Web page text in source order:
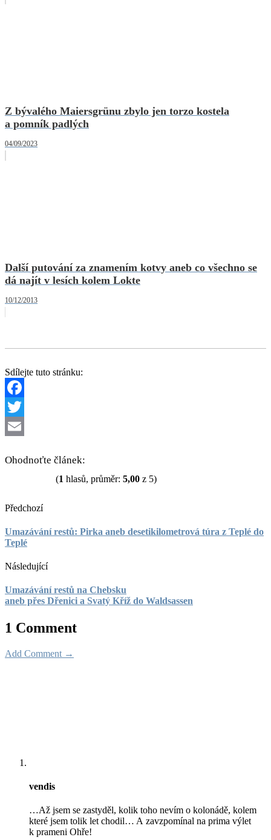
Z bývalého Maiersgrünu zbylo jen torzo kostela
a pomník padlých
04/09/2023
Další putování za znamením kotvy aneb co všechno se
dá najít v lesích kolem Lokte
10/12/2013
Sdílejte tuto stránku:
Facebook
Twitter
Ohodnoťte článek:
(1 hlasů, průměr: 5,00 z 5)
Předchozí
Umazávání restů: Pirka aneb desetikilometrová túra z Teplé do
Teplé
Následující
Umazávání restů na Chebsku
aneb přes Dřenici a Svatý Kříž do Waldsassen
1 Comment
Add Comment →
vendis
…Až jsem se zastyděl, kolik toho nevím o kolonádě, kolem
které jsem tolik let chodil… A zavzpomínal na prima výlet
k prameni Ohře!